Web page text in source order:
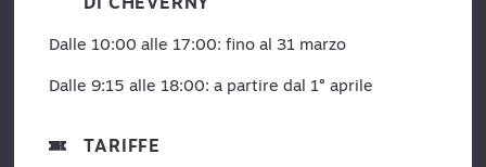
Dalle 10:00 alle 17:00: fino al 31 marzo
Dalle 9:15 alle 18:00: a partire dal 1° aprile
TARIFFE